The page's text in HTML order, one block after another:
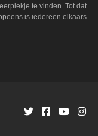
te vinden. Tot dat
is iedereen elkaars